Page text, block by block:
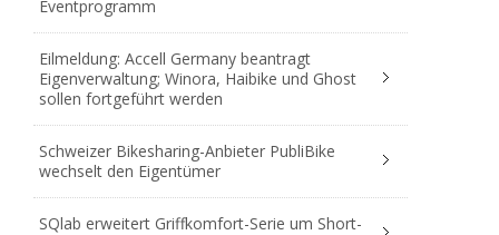
Eventprogramm
Eilmeldung: Accell Germany beantragt
Eigenverwaltung; Winora, Haibike und Ghost
sollen fortgeführt werden
Schweizer Bikesharing-Anbieter PubliBike
wechselt den Eigentümer
SQlab erweitert Griffkomfort-Serie um Short-